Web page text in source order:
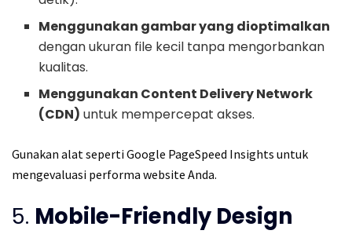
Menggunakan gambar yang dioptimalkan
dengan ukuran file kecil tanpa mengorbankan
kualitas.
Menggunakan Content Delivery Network
(CDN) untuk mempercepat akses.
Gunakan alat seperti Google PageSpeed Insights untuk
mengevaluasi performa website Anda.
5. Mobile-Friendly Design